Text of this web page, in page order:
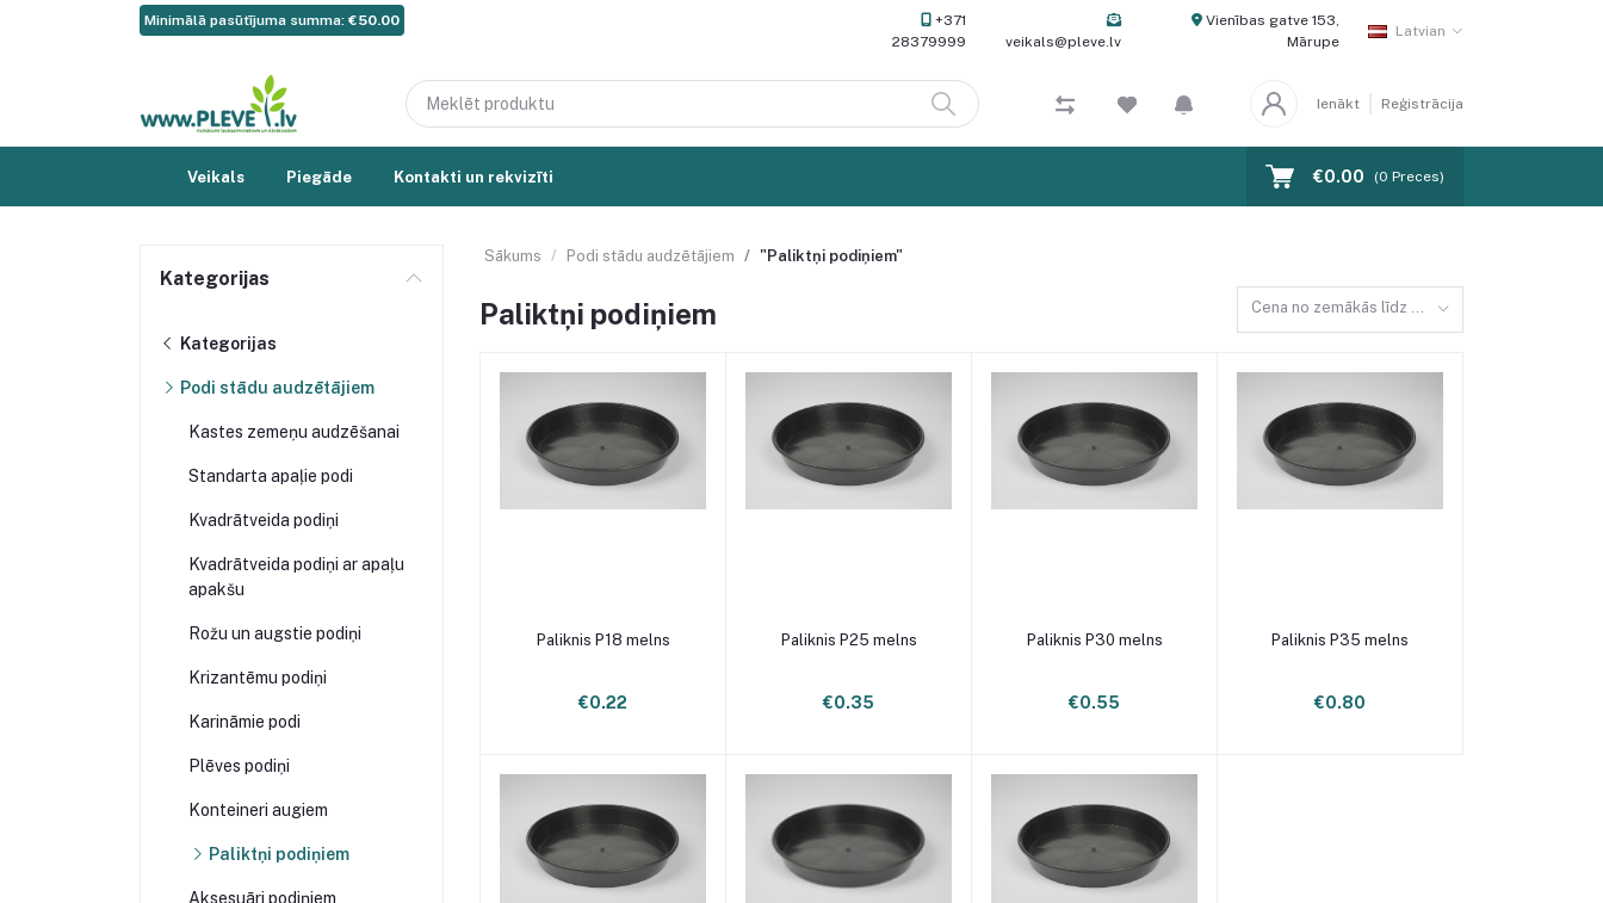
Minimālā pasūtījuma summa: €50.00
+371
28379999
veikals@pleve.lv
Vienības gatve 153,
Mārupe
Latvian
Ienākt Reģistrācija
Veikals Piegāde Kontakti un rekvizīti €0.00 (0 Preces)
Kategorijas
Kategorijas
Podi stādu audzētājiem
Kastes zemeņu audzēšanai
Standarta apaļie podi
Kvadrātveida podiņi
Kvadrātveida podiņi ar apaļu
apakšu
Rožu un augstie podiņi
Krizantēmu podiņi
Karināmie podi
Plēves podiņi
Konteineri augiem
Paliktņi podiņiem
Aksesuāri podiņiem
Sākums Podi stādu audzētājiem "Paliktņi podiņiem"
Paliktņi podiņiem Cena no zemākās līdz augstākajai
Pievienot grozam
Paliknis P18 melns
€0.22
Pievienot grozam
Paliknis P25 melns
€0.35
Pievienot grozam
Paliknis P30 melns
€0.55
Pievienot grozam
Paliknis P35 melns
€0.80